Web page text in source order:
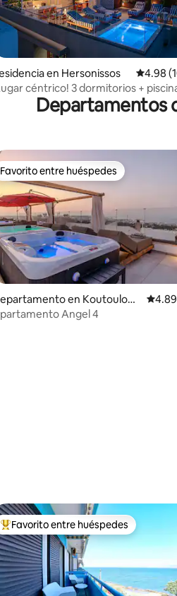
promedio: 5 de 5; 25 evaluaciones
en Hersonissos
4.98
céntrico! 3 dormitorios +
la azotea y ambiente relajante
Departamentos
4.96 de 5; 137 evaluaciones
Favorito entre huéspedes
Favorito entre huéspedes
en Koutoulouf
Angel 4
De los mejores en Favorito entre
Favorito entre huéspedes